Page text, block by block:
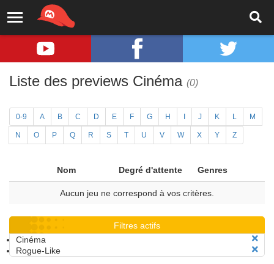
Liste des previews Cinéma (0)
0-9 A B C D E F G H J K L M
N O P Q R S T U V W X Y Z
Nom Degré d'attente Genres
Aucun jeu ne correspond à vos critères.
Filtres actifs
Cinéma
Rogue-Like